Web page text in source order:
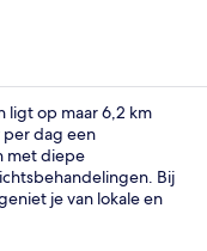
ligt op maar 6,2 km
dag een
met diepe
Bij
je van lokale en
een bar